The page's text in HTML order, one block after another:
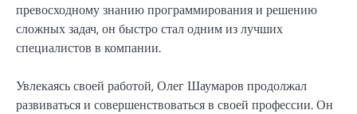
превосходному знанию программирования и решению
сложных задач, он быстро стал одним из лучших
специалистов в компании.
Увлекаясь своей работой, Олег Шаумаров продолжал
развиваться и совершенствоваться в своей профессии. Он